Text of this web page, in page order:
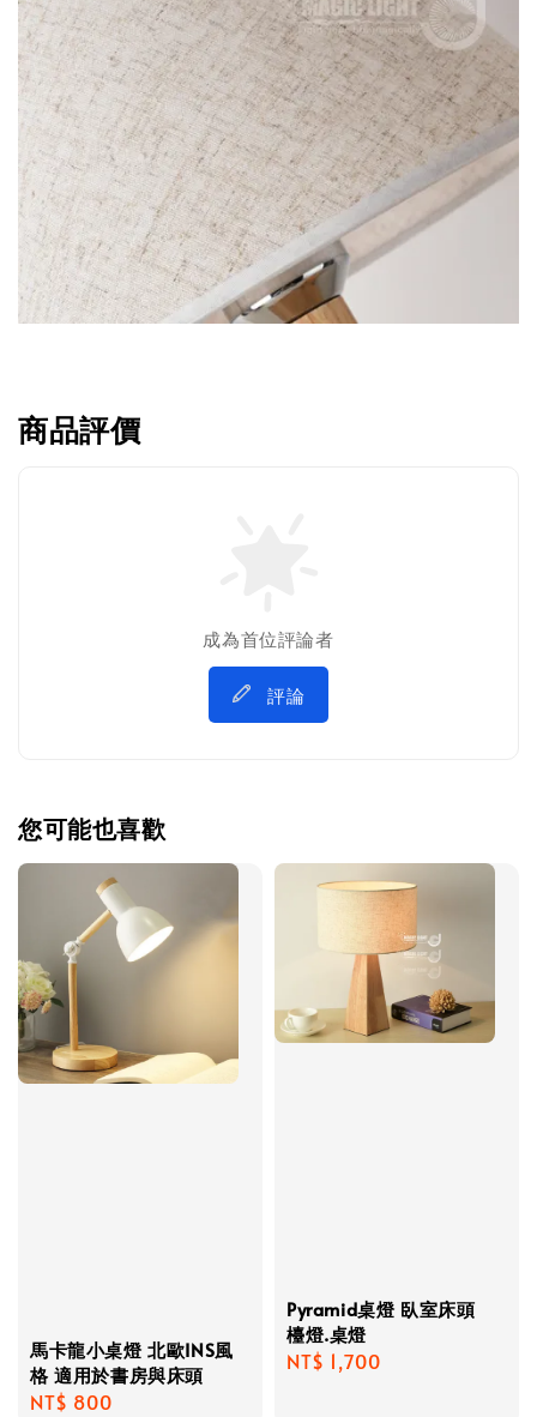
商品評價
成為首位評論者
評論
您可能也喜歡
馬卡龍小桌燈 北歐INS風
格 適用於書房與床頭
Regular
NT$ 800
Pyramid桌燈 臥室床頭
檯燈.桌燈
Regular
NT$ 1,700